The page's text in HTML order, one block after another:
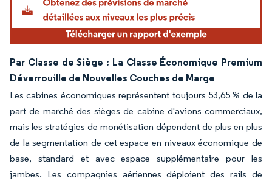
Par Classe de Siège : La Classe Économique Premium
Déverrouille de Nouvelles Couches de Marge
Les cabines économiques représentent toujours 53,65 % de la
part de marché des sièges de cabine d'avions commerciaux,
mais les stratégies de monétisation dépendent de plus en plus
de la segmentation de cet espace en niveaux économique de
base, standard et avec espace supplémentaire pour les
jambes. Les compagnies aériennes déploient des rails de